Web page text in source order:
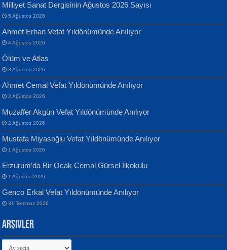
ATİLLA ÖZEN
Sultan Olmadan Önce Eyüp...
EKREM KARABABA
Banu Sancak
Defterimden İçeri...
İsmail Aydos
İnkisar...
Milliyet Sanat Dergisinin Ağustos 2026 Sayısı
5 Ağustos 2026
Ahmet Erhan Vefat Yıldönümünde Anılıyor
4 Ağustos 2026
Ölüm ve Atlas
3 Ağustos 2026
Ahmet Cemal Vefat Yıldönümünde Anılıyor
2 Ağustos 2026
Muzaffer Akgün Vefat Yıldönümünde Anılıyor
2 Ağustos 2026
Mustafa Miyasoğlu Vefat Yıldönümünde Anılıyor
1 Ağustos 2026
Erzurum’da Bir Ocak Cemal Gürsel İlkokulu
1 Ağustos 2026
Genco Erkal Vefat Yıldönümünde Anılıyor
31 Temmuz 2026
Arşivler
Arşivler